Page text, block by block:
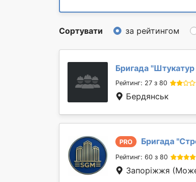
Сортувати за рейтингом
Бригада "Штукатур
Рейтинг: 27 з 80
Бердянськ
PRO Бригада "
Рейтинг: 60 з 80
Запоріжжя